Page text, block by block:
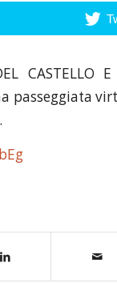
E
passeggiata